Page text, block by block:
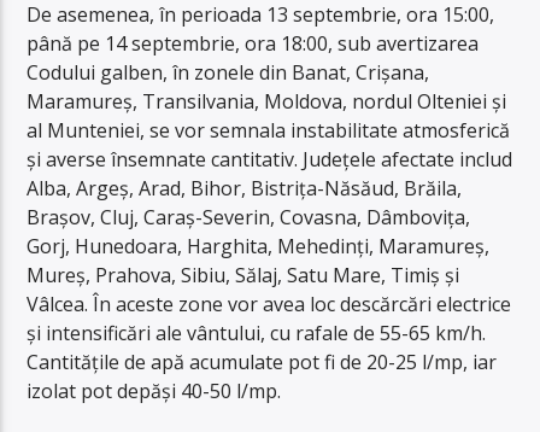
De asemenea, în perioada 13 septembrie, ora 15:00,
până pe 14 septembrie, ora 18:00, sub avertizarea
Codului galben, în zonele din Banat, Crișana,
Maramureș, Transilvania, Moldova, nordul Olteniei și
al Munteniei, se vor semnala instabilitate atmosferică
și averse însemnate cantitativ. Județele afectate includ
Alba, Argeș, Arad, Bihor, Bistrița-Năsăud, Brăila,
Brașov, Cluj, Caraș-Severin, Covasna, Dâmbovița,
Gorj, Hunedoara, Harghita, Mehedinți, Maramureș,
Mureș, Prahova, Sibiu, Sălaj, Satu Mare, Timiș și
Vâlcea. În aceste zone vor avea loc descărcări electrice
și intensificări ale vântului, cu rafale de 55-65 km/h.
Cantitățile de apă acumulate pot fi de 20-25 l/mp, iar
izolat pot depăși 40-50 l/mp.